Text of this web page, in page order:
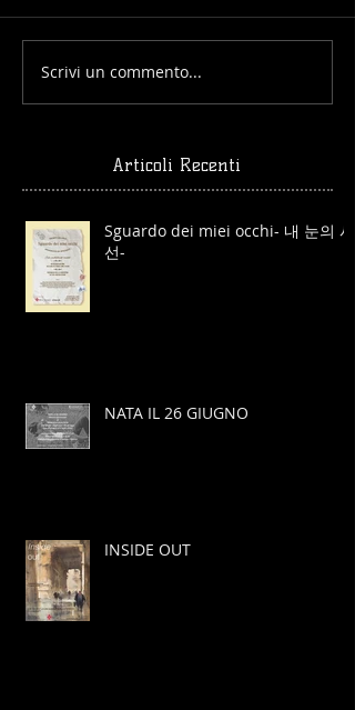
Scrivi un commento...
Articoli Recenti
Sguardo dei miei occhi- 내 눈의 시
선-
NATA IL 26 GIUGNO
INSIDE OUT